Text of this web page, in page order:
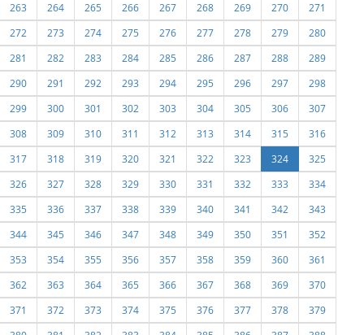
263
264 265 266 267 268 269 270
271
272
273 274 275 276 277 278 279
280
281
282 283 284 285 286 287 288
289
290
291 292 293 294 295 296 297
298
299
300 301 302 303 304 305 306
307
308
309 310 311 312 313 314 315
316
317
318 319 320 321 322 323 324
325
326
327 328 329 330 331 332 333
334
335
336 337 338 339 340 341 342
343
344
345 346 347 348 349 350 351
352
353
354 355 356 357 358 359 360
361
362
363 364 365 366 367 368 369
370
371
372 373 374 375 376 377 378
379